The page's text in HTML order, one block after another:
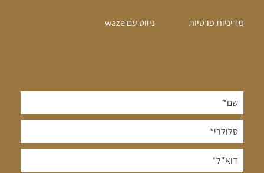
מדיניות פרטיות ניווט עם waze